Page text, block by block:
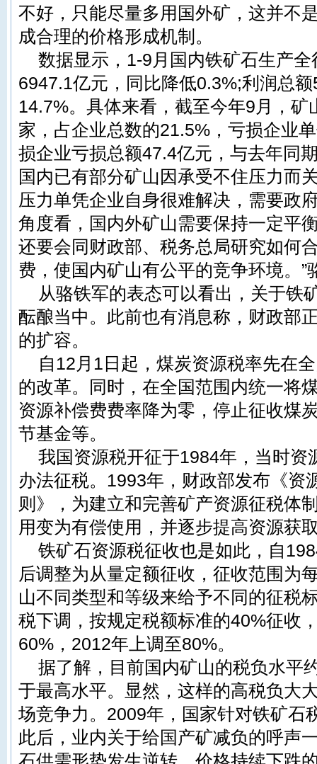
不好，只能尽量多用国外矿，这并不
成合理的价格形成机制。
数据显示，1-9月国内铁矿石生产
6947.1亿元，同比降低0.3%;利润总
14.7%。具体来看，截至今年9月，矿
家，占企业总数的21.5%，亏损企业
损企业亏损总额47.4亿元，与去年同
国内已有部分矿山因承受不住压力而
压力单凭企业自身很难解决，需要政
角度看，国内外矿山需要保持一定平
还要会同财政部、税务总局研究如何
费，使国内矿山有公平的竞争环境。”
从骆铁军的表态可以看出，关于铁
酝酿当中。此前也有消息称，财政部
的扩容。
自12月1日起，煤炭资源税率先在
的改革。同时，在全国范围内统一将
资源补偿费费率降为零，停止征收煤
节基金等。
我国资源税开征于1984年，当时资
办法征税。1993年，财政部发布《资
则》，为建立和完善矿产资源征税体
用变为有偿使用，并逐步提高资源获
铁矿石资源税征收也是如此，自
后调整为从量定额征收，征收范围为
山不同类型和等级来给予不同的征税
税下调，按规定税额标准的40%征收
60%，2012年上调至80%。
据了解，目前国内矿山的税负水平
于最高水平。显然，这样的高税负大
场竞争力。2009年，国家针对铁矿石
此后，业内关于给国产矿减负的呼声